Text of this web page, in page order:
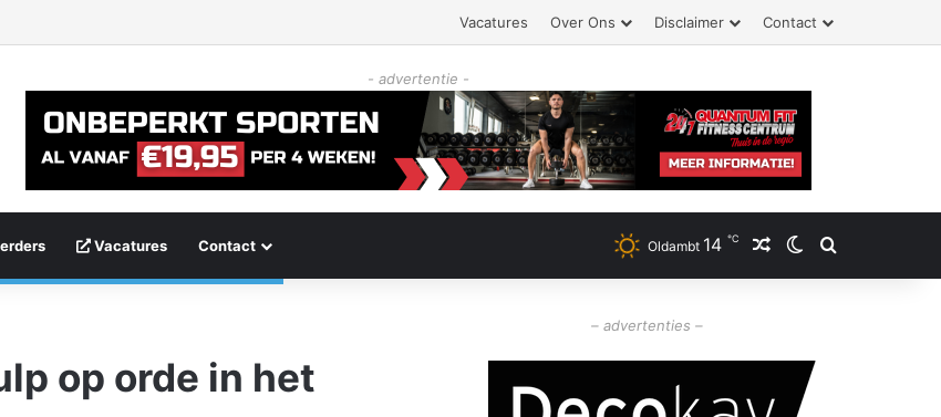
Vacatures Over Ons Disclaimer Contact
- advertentie -
Vacatures Contact Oldambt 14 ℃ Willekeurig artikel
Switch skin
Zoeken
op orde in het
– advertenties –